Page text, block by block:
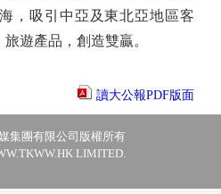
，吸引中亞及東北亞地區客
遊產品，創造雙贏。
讀大公報PDF版面
集團有限公司版權所有
LIMITED.